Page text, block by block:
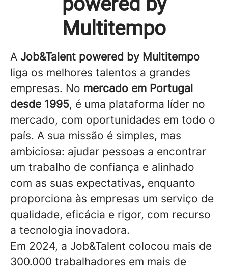
Multitempo
A Job&Talent powered by Multitempo
liga os melhores talentos a grandes
empresas. No mercado em Portugal
desde 1995, é uma plataforma líder no
mercado, com oportunidades em todo o
país. A sua missão é simples, mas
ambiciosa: ajudar pessoas a encontrar
um trabalho de confiança e alinhado
com as suas expectativas, enquanto
proporciona às empresas um serviço de
qualidade, eficácia e rigor, com recurso
a tecnologia inovadora.
Em 2024, a Job&Talent colocou mais de
300.000 trabalhadores em mais de